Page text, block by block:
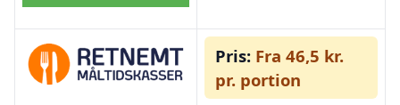
Pris: Fra 46,5 kr.
pr. portion